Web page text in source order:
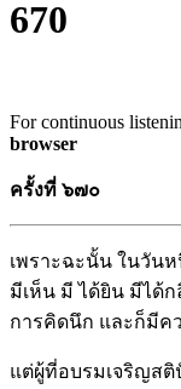
670
For continuous
browser
ครั้งที่ ๖๗๐
เพราะฉะนั้น ในวัน
มีเห็น มี ได้ยิน มีได้
การคิดนึก และก็มีค
แต่ผู้ที่อบรมเจริญส